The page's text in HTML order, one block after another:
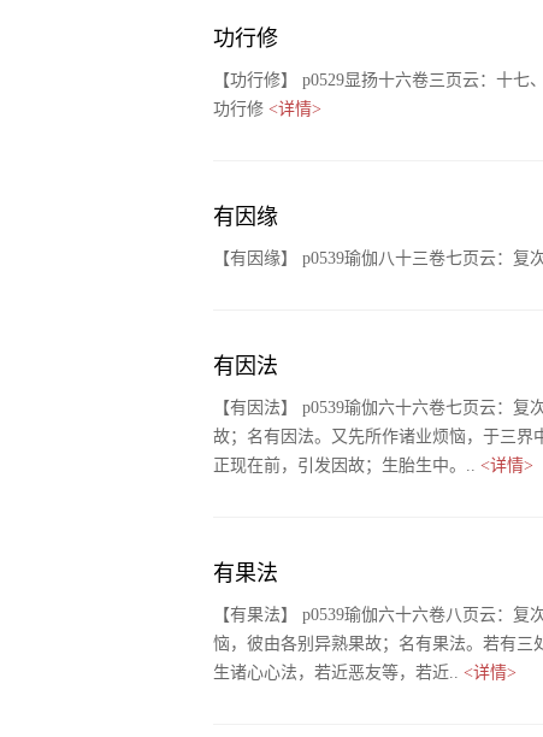
功行修
【功行修】 p0529显扬十六卷三页云：十
功行修 <详情>
有因缘
【有因缘】 p0539瑜伽八十三卷七页云：
有因法
【有因法】 p0539瑜伽六十六卷七页云：
故；名有因法。又先所作诸业烦恼，于三界
正现在前，引发因故；生胎生中。.. <详情>
有果法
【有果法】 p0539瑜伽六十六卷八页云：
恼，彼由各别异熟果故；名有果法。若有
生诸心心法，若近恶友等，若近.. <详情>